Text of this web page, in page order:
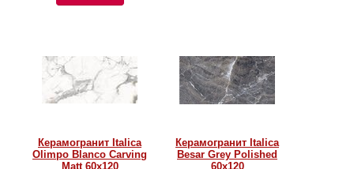
Керамогранит Italica
Olimpo Blanco Carving
Matt 60x120
Керамогранит Italica
Besar Grey Polished
60х120